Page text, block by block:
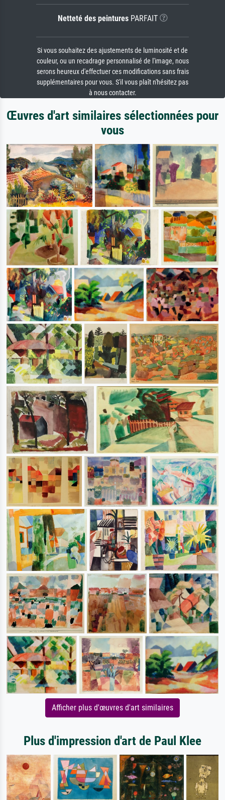
Netteté des peinturesPARFAIT
Si vous souhaitez des ajustements de luminosité et de
couleur, ou un recadrage personnalisé de l'image, nous
serons heureux d'effectuer ces modifications sans frais
supplémentaires pour vous. S'il vous plaît n'hésitez pas
à nous contacter.
Œuvres d'art similaires sélectionnées pour
vous
Afficher plus d'œuvres d'art similaires
Plus d'impression d'art de Paul Klee